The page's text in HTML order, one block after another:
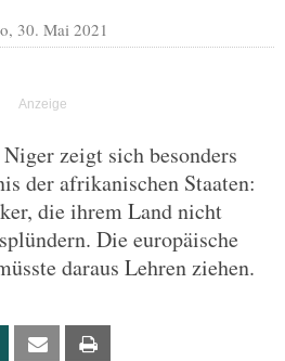
30. Mai 2021
zeigt sich besonders
der afrikanischen Staaten:
die ihrem Land nicht
Die europäische
daraus Lehren ziehen.
Xing Email